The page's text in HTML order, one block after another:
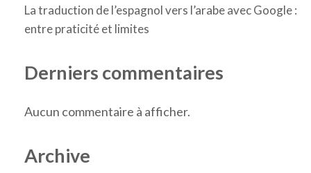
La traduction de l’espagnol vers l’arabe avec Google :
entre praticité et limites
Derniers commentaires
Aucun commentaire à afficher.
Archive